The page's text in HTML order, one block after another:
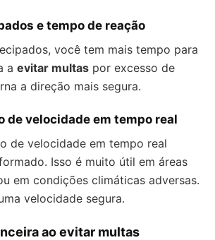
e tempo de reação
você tem mais tempo para
a evitar multas por excesso de
a direção mais segura.
de velocidade em tempo real
de velocidade em tempo real
Isso é muito útil em áreas
em condições climáticas adversas.
velocidade segura.
ao evitar multas